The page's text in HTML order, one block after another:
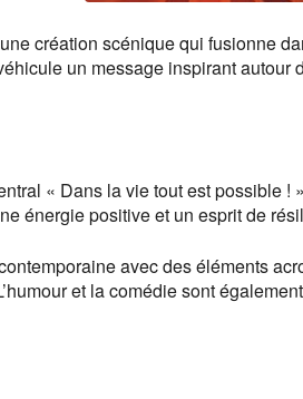
création scénique qui fusionne
un message inspirant autour
« Dans la vie tout est possible
énergie positive et un esprit de
avec des éléments
et la comédie sont